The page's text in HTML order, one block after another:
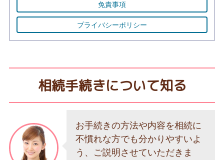
免責事項
プライバシーポリシー
相続手続きについて知る
お手続きの方法や内容を相続に
不慣れな方でも分かりやすいよ
う、ご説明させていただきま